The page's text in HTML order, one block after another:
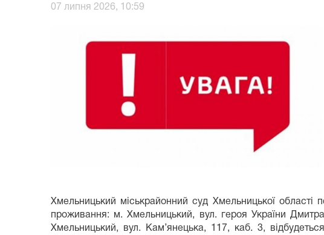
07 липня 2026, 10:59
Хмельницький міськрайонний суд Хмельницької
проживання: м. Хмельницький, вул. героя України
Хмельницький, вул. Кам’янецька, 117, каб. 3,